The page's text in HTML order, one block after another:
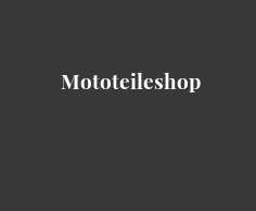
Mototeileshop